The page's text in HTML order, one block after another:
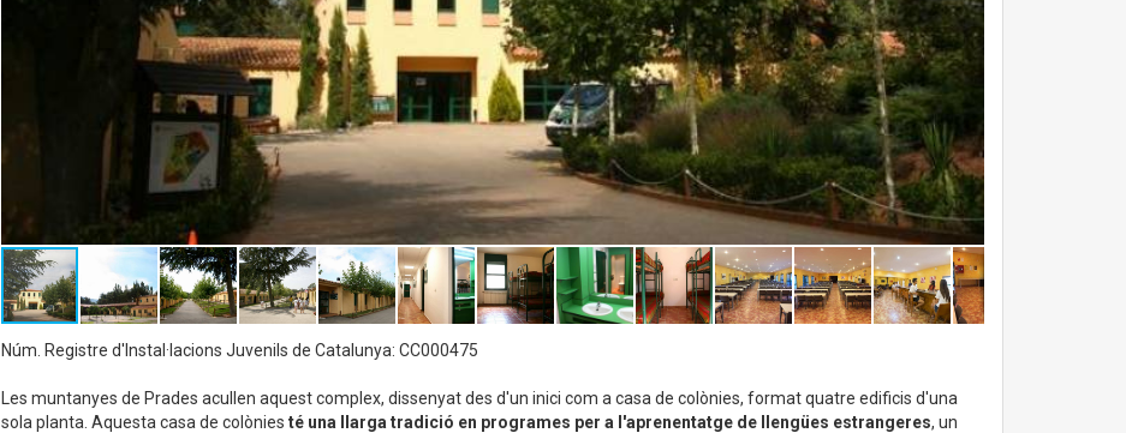
Núm. Registre d'Instal·lacions Juvenils de Catalunya: CC000475
Les muntanyes de Prades acullen aquest complex, dissenyat des d'un inici com a casa de colònies, format quatre edificis d'una
sola planta. Aquesta casa de colònies té una llarga tradició en programes per a l'aprenentatge de llengües estrangeres, un